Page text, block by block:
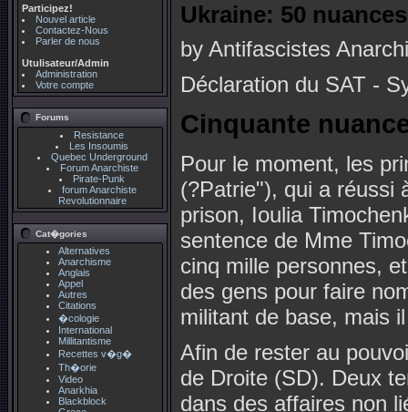
Participez!
Nouvel article
Contactez-Nous
Parler de nous
Utulisateur/Admin
Administration
Votre compte
Forums
Resistance
Les Insoumis
Quebec Underground
Forum Anarchiste
Pirate-Punk
forum Anarchiste
Revolutionnaire
Cat�gories
Alternatives
Anarchisme
Anglais
Appel
Autres
Citations
�cologie
International
Millitantisme
Recettes v�g�
Th�orie
Video
Anarkhia
Blackblock
Ukraine: 50
by Antifascistes
Déclaration du SAT -
Cinquante
Pour le moment, les
(?Patrie"), qui a réussi
prison, Ioulia
sentence de Mme
cinq mille personnes,
des gens pour faire
militant de base, mais
Afin de rester au
de Droite (SD). Deux
dans des affaires non